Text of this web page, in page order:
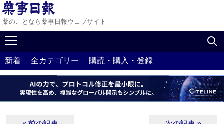
薬のことなら薬事日報ウェブサイト
新着 全カテゴリー 購読・購入・登録